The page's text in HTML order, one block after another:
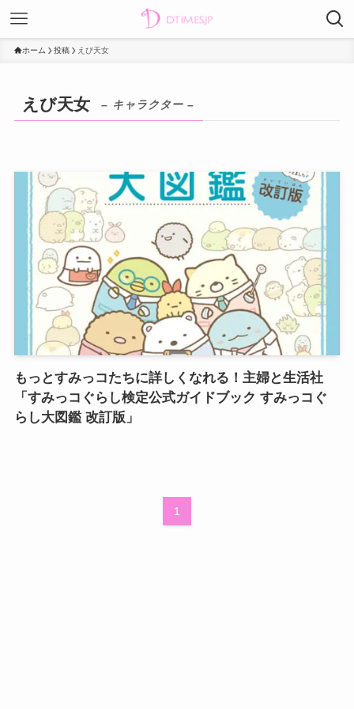
ホーム 投稿 えび天女
えび天女 – キャラクター –
もっとすみっコたちに詳しくなれる！主婦と生活社
「すみっコぐらし検定公式ガイドブック すみっコぐ
らし大図鑑 改訂版」
1